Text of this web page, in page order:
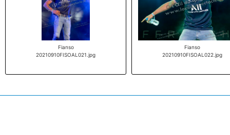
Fianso
20210910FISOAL021.jpg
Fianso
20210910FISOAL022.jpg